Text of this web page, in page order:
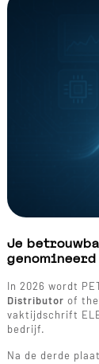
Je
genomineerd
In 2026 wordt
Distributor of the
vaktijdschrift
bedrijf.
Na de derde